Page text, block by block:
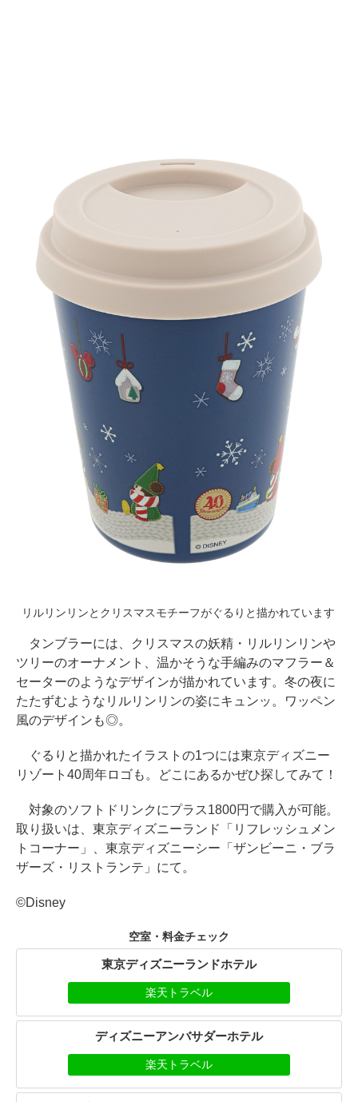
リルリンリンとクリスマスモチーフがぐるりと描かれています
タンブラーには、クリスマスの妖精・リルリンリンや
ツリーのオーナメント、温かそうな手編みのマフラー＆
セーターのようなデザインが描かれています。冬の夜に
たたずむようなリルリンリンの姿にキュンッ。ワッペン
風のデザインも◎。
ぐるりと描かれたイラストの1つには東京ディズニー
リゾート40周年ロゴも。どこにあるかぜひ探してみて！
対象のソフトドリンクにプラス1800円で購入が可能。
取り扱いは、東京ディズニーランド「リフレッシュメン
トコーナー」、東京ディズニーシー「ザンビーニ・ブラ
ザーズ・リストランテ」にて。
©Disney
空室・料金チェック
東京ディズニーランドホテル
楽天トラベル
ディズニーアンバサダーホテル
楽天トラベル